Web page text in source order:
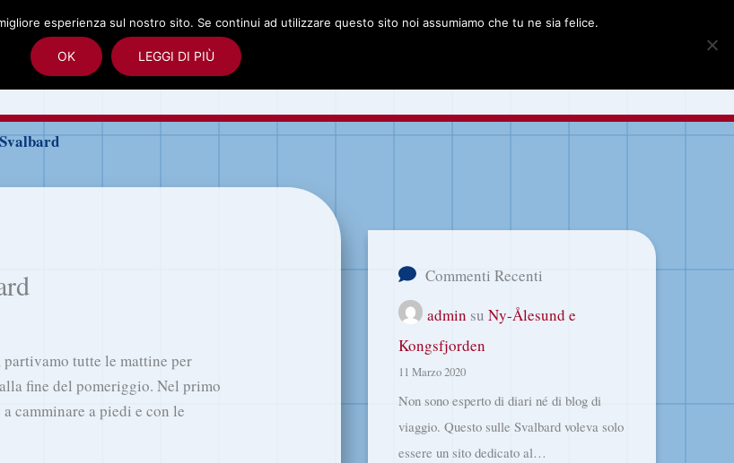
Spedizione polare alle Svalbard
partivamo tutte le mattine per
fine del pomeriggio. Nel primo
camminare a piedi e con le
Commenti Recenti
admin suNy-Ålesund e
Kongsfjorden
11 Marzo 2020
Non sono esperto di diari né di blog di
viaggio. Questo sulle Svalbard voleva solo
essere un sito dedicato al…
esperienza sul nostro sito. Se continui ad utilizzare questo sito noi assumiamo che tu ne sia felice.
OK LEGGI DI PIÙ